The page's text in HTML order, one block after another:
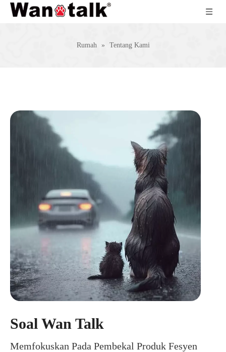
Rumah » Tentang Kami
Soal Wan Talk
Memfokuskan Pada Pembekal Produk Fesyen